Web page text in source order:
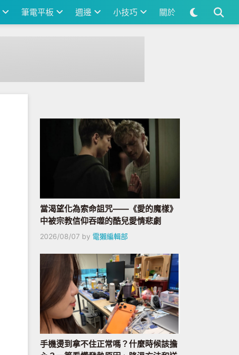
筆電平板 週邊 小技巧 關於
當渴望化為索命詛咒——《愛的魔樣》
中被宗教信仰吞噬的酷兒愛情悲劇
2026/08/07 by 電獺編輯部
手機燙到拿不住正常嗎？什麼時候該擔